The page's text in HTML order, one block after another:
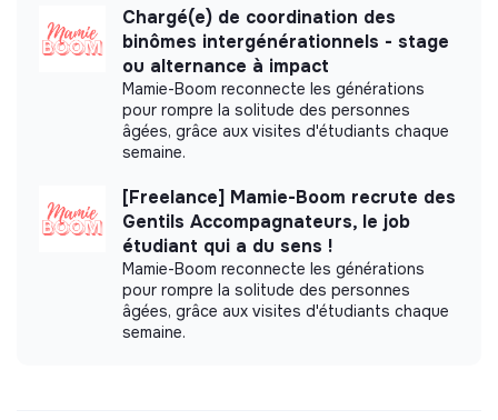
Chargé(e) de coordination des
binômes intergénérationnels - stage
ou alternance à impact
Mamie-Boom reconnecte les générations
pour rompre la solitude des personnes
âgées, grâce aux visites d'étudiants chaque
semaine.
[Freelance] Mamie-Boom recrute des
Gentils Accompagnateurs, le job
étudiant qui a du sens !
Mamie-Boom reconnecte les générations
pour rompre la solitude des personnes
âgées, grâce aux visites d'étudiants chaque
semaine.